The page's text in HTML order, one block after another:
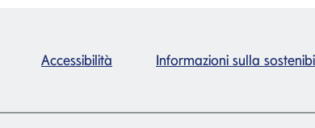
Accessibilità Informazioni sulla